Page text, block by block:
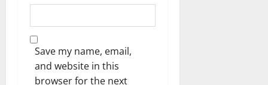
Save my name, email,
and website in this
browser for the next